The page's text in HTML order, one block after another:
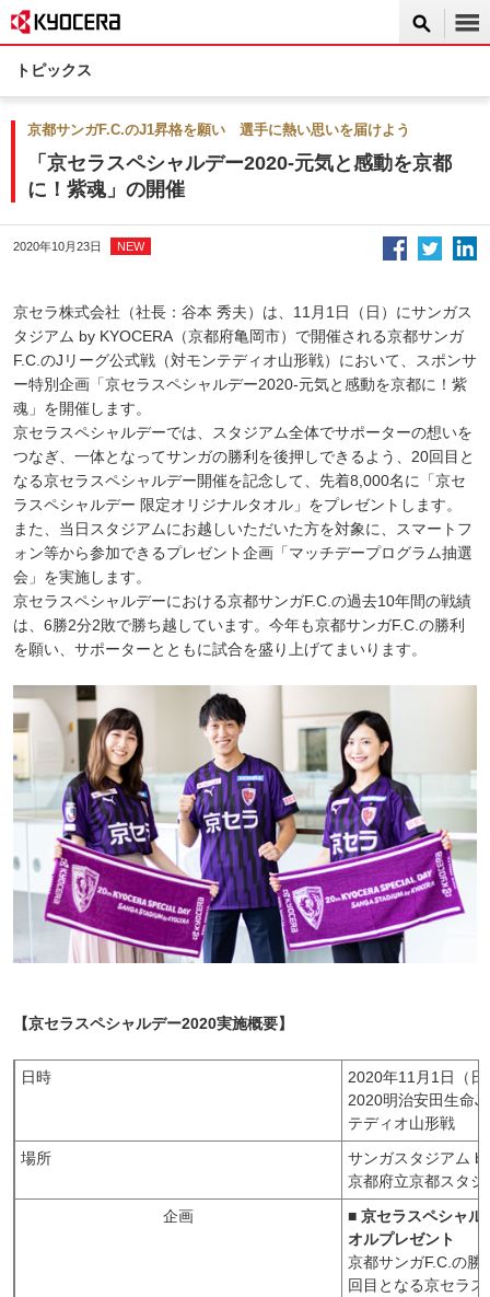
トピックス
京都サンガF.C.のJ1昇格を願い 選手に熱い思いを届けよう
「京セラスペシャルデー2020-元気と感動を京都
に！紫魂」の開催
2020年10月23日 NEW
京セラ株式会社（社長：谷本 秀夫）は、11月1日（日）にサンガス
タジアム by KYOCERA（京都府亀岡市）で開催される京都サンガ
F.C.のJリーグ公式戦（対モンテディオ山形戦）において、スポンサ
ー特別企画「京セラスペシャルデー2020-元気と感動を京都に！紫
魂」を開催します。
京セラスペシャルデーでは、スタジアム全体でサポーターの想いを
つなぎ、一体となってサンガの勝利を後押しできるよう、20回目と
なる京セラスペシャルデー開催を記念して、先着8,000名に「京セ
ラスペシャルデー 限定オリジナルタオル」をプレゼントします。
また、当日スタジアムにお越しいただいた方を対象に、スマートフ
ォン等から参加できるプレゼント企画「マッチデープログラム抽選
会」を実施します。
京セラスペシャルデーにおける京都サンガF.C.の過去10年間の戦績
は、6勝2分2敗で勝ち越しています。今年も京都サンガF.C.の勝利
を願い、サポーターとともに試合を盛り上げてまいります。
【京セラスペシャルデー2020実施概要】
日時
2020年11月1日（
2020明治安田生
テディオ山形戦
場所
サンガスタジアム
京都府立京都スタジ
企画
■ 京セラスペシャ
オルプレゼント
京都サンガF.C.の勝
回目となる京セラ